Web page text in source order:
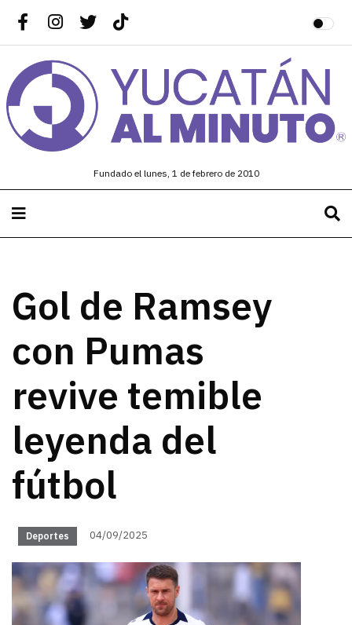
Fundado el lunes, 1 de febrero de 2010
Gol de Ramsey
con Pumas
revive temible
leyenda del
fútbol
Deportes 04/09/2025